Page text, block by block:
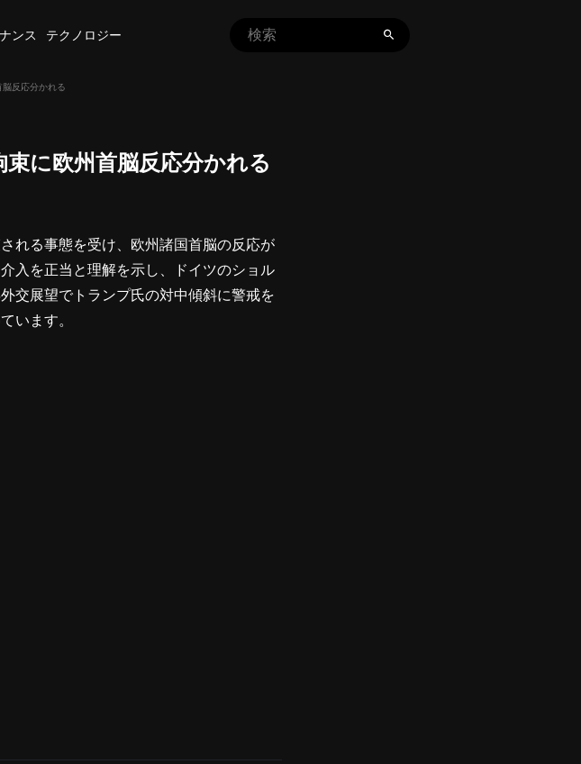
ンス テクノロジー
反応分かれる
に欧州首脳反応分かれる
れる事態を受け、欧州諸国首脳の反応が
入を正当と理解を示し、ドイツのショル
交展望でトランプ氏の対中傾斜に警戒を
います。